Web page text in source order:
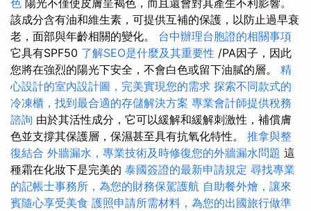
該成分含有油和維生素，可提供互補的保護，以防止過早衰
老，面部與年齡相關的變化。 台中辦理台胞證的相關事項
它具有SPF50 了解SEO是什麼及其重要性 /PA因子，因此
您將在強烈的陽光下安全，不會白色或留下油膩的層。 精
心設計的室內設計圖，完美實現您的需求 探索不同款式的
冷凍櫃，找到最合適的存儲解決方案 專業會計師提供稅務
諮詢 由於其活性成分，它可以緩解和緩解刺激性，補償膚
色並支撐其保護層，保濕甚至具有抗氧化特性。 推拿與整
復結合 外牆漏水，專業技術及時修復您的外牆漏水問題 這
種霜在化妝下是完美的 泰國簽證的最新申請規定 尋找專業
的記帳士事務所，為您的財務保駕護航 自助餐外燴，讓來
賓隨心享受美食 護照申請所需材料，為您的出國旅行做準